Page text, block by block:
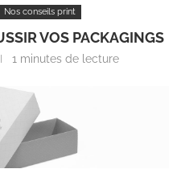
Nos conseils print
VOS PACKAGINGS
1 minutes de lecture